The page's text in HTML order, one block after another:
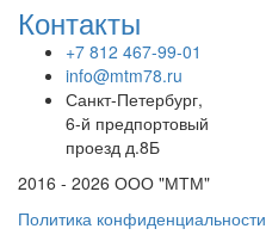
Контакты
+7 812 467-99-01
info@mtm78.ru
Санкт-Петербург,
6-й предпортовый
проезд д.8Б
2016 - 2026 ООО "МТМ"
Политика конфиденциальности